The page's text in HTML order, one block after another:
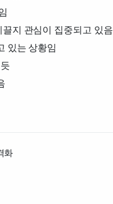
지 관심이 집중되고 있음
있는 상황임
화